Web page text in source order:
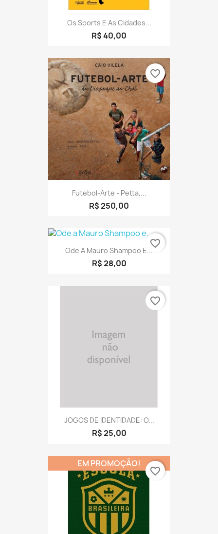
Os Sports E As Cidades...
R$ 40,00
Futebol-Arte - Petta,...
R$ 250,00
favorite_border
Ode A Mauro Shampoo E...
R$ 28,00
favorite_border
JOGOS DE IDENTIDADE: O...
R$ 25,00
favorite_border
EM PROMOÇÃO!
favorite_border